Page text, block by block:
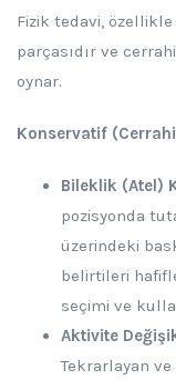
Fizik tedavi,
parçasıdır ve
oynar.
Konservatif
Bileklik (Atel)
pozisyonda
üzerindeki
belirtileri
seçimi ve
Aktivite
Tekrarlayan